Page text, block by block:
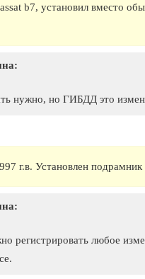
b7, установил вместо
нужно, но ГИБДД это
г.в. Установлен
регистрировать любое